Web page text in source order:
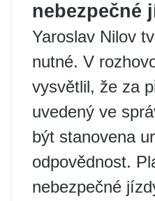
nebezpečné
Yaroslav Nilov
nutné. V
vysvětlil, že za
uvedený ve
být stanovena
odpovědnost.
nebezpečné